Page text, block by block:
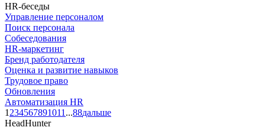
HR-беседы
Управление персоналом
Поиск персонала
Собеседования
HR-маркетинг
Бренд работодателя
Оценка и развитие навыков
Трудовое право
Обновления
Автоматизация HR
1 234567891011 ...88дальше
HeadHunter